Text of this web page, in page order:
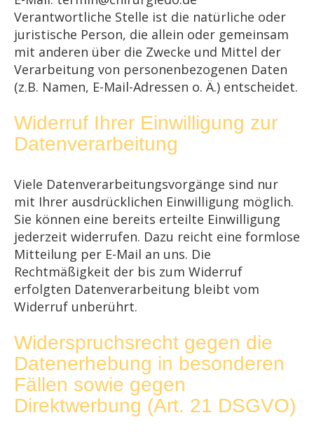
Verantwortliche Stelle ist die natürliche oder
juristische Person, die allein oder gemeinsam
mit anderen über die Zwecke und Mittel der
Verarbeitung von personenbezogenen Daten
(z.B. Namen, E-Mail-Adressen o. Ä.) entscheidet.
Widerruf Ihrer Einwilligung zur
Datenverarbeitung
Viele Datenverarbeitungsvorgänge sind nur
mit Ihrer ausdrücklichen Einwilligung möglich.
Sie können eine bereits erteilte Einwilligung
jederzeit widerrufen. Dazu reicht eine formlose
Mitteilung per E-Mail an uns. Die
Rechtmäßigkeit der bis zum Widerruf
erfolgten Datenverarbeitung bleibt vom
Widerruf unberührt.
Widerspruchsrecht gegen die
Datenerhebung in besonderen
Fällen sowie gegen
Direktwerbung (Art. 21 DSGVO)